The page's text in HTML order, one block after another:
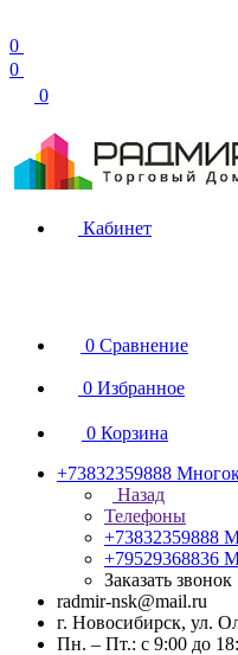
0
0
0
Кабинет
0 Сравнение
0 Избранное
0 Корзина
+73832359888
Назад
Телефоны
+73832359888
+79529368836
Заказать звонок
radmir-nsk@mail.ru
г. Новосибирск, ул.
Пн. – Пт.: с 9:00 до